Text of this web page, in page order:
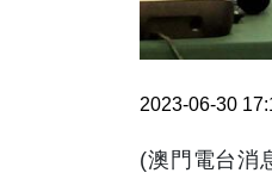
2023-06-30
(澳門電台消